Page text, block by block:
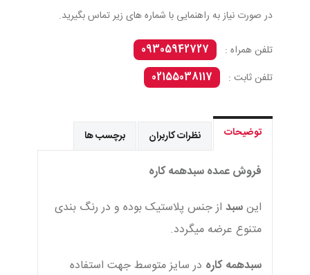
در صورت نیاز به راهنمایی با شماره های زیر تماس بگیرید.
تلفن همراه :
09305942727
تلفن ثابت :
02155038117
توضیحات نظرات کاربران برچسب ها
فروش عمده سبدهمه کاره
اینسبد از جنس پلاستیک بوده و در رنگ بندی
متنوع عرضه میگردد.
سبدهمه کاره در سایز متوسط جهت استفاده